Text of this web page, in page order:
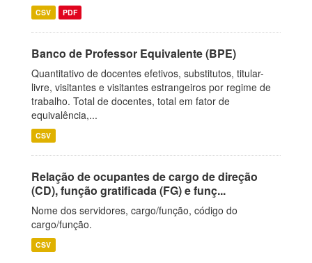
CSV PDF
Banco de Professor Equivalente (BPE)
Quantitativo de docentes efetivos, substitutos, titular-
livre, visitantes e visitantes estrangeiros por regime de
trabalho. Total de docentes, total em fator de
equivalência,...
CSV
Relação de ocupantes de cargo de direção
(CD), função gratificada (FG) e funç...
Nome dos servidores, cargo/função, código do
cargo/função.
CSV